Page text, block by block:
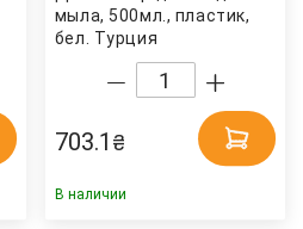
мыла, 500мл., пластик,
бел. Турция
703.1 ₴
В наличии